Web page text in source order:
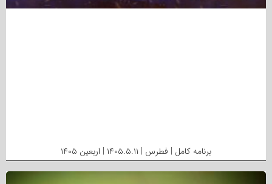
برنامه کامل | فطرس | ۱۴۰۵.۵.۱۱ | اربعین ۱۴۰۵